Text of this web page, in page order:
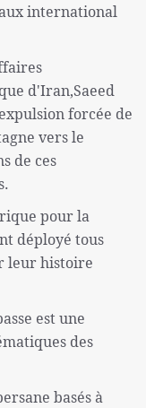
international
d'Iran,Saeed
forcée de
vers le
de ces
pour la
déployé tous
leur histoire
est une
des
basés à